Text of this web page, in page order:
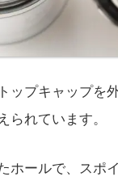
ップキャップを
られています。
ホールで、スポ